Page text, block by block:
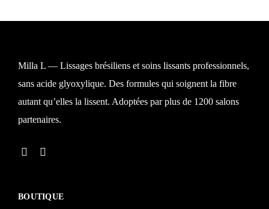
Se connecter
Alternative:
Milla L — Lissages brésiliens et soins lissants professionnels,
sans acide glyoxylique. Des formules qui soignent la fibre
autant qu’elles la lissent. Adoptées par plus de 1200 salons
partenaires.
BOUTIQUE